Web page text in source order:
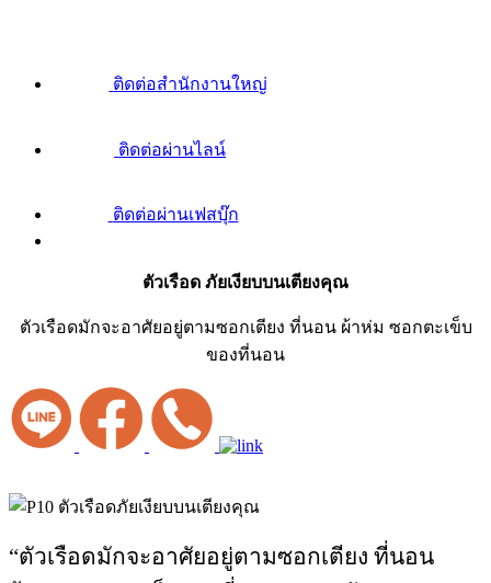
ติดต่อสำนักงานใหญ่
ติดต่อผ่านไลน์
ติดต่อผ่านเฟสบุ๊ก
ตัวเรือด ภัยเงียบบนเตียงคุณ
ตัวเรือดมักจะอาศัยอยู่ตามซอกเตียง ที่นอน ผ้าห่ม ซอกตะเข็บ
ของที่นอน
“ตัวเรือดมักจะอาศัยอยู่ตามซอกเตียง ที่นอน